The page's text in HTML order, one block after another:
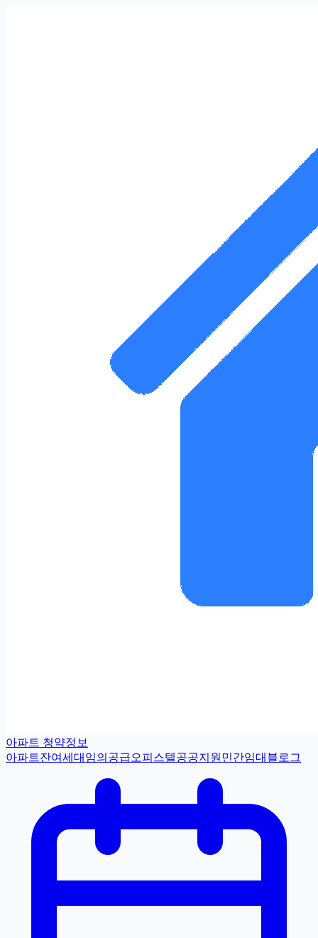
아파트 청약정보
아파트잔여세대 임의공급오피스텔공공지원민간임대 블로그